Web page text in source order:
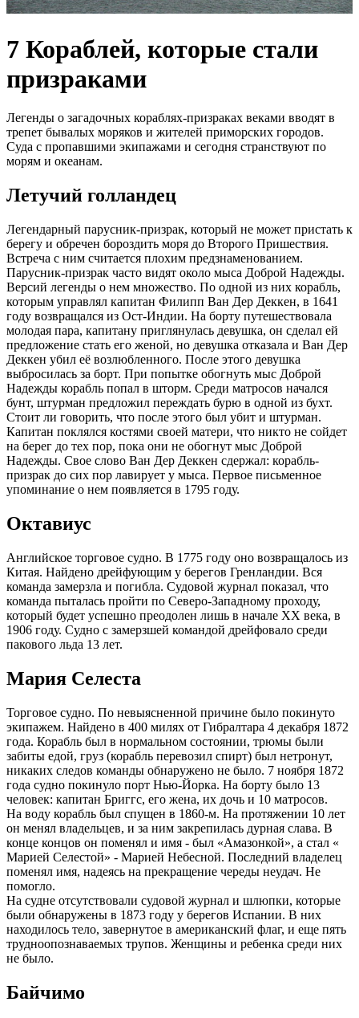
7 Кораблей, которые стали
призраками
Легенды о загадочных кораблях-призраках веками вводят в
трепет бывалых моряков и жителей приморских городов.
Суда с пропавшими экипажами и сегодня странствуют по
морям и океанам.
Летучий голландец
Легендарный парусник-призрак, который не может пристать к
берегу и обречен бороздить моря до Второго Пришествия.
Встреча с ним считается плохим предзнаменованием.
Парусник-призрак часто видят около мыса Доброй Надежды.
Версий легенды о нем множество. По одной из них корабль,
которым управлял капитан Филипп Ван Дер Деккен, в 1641
году возвращался из Ост-Индии. На борту путешествовала
молодая пара, капитану приглянулась девушка, он сделал ей
предложение стать его женой, но девушка отказала и Ван Дер
Деккен убил её возлюбленного. После этого девушка
выбросилась за борт. При попытке обогнуть мыс Доброй
Надежды корабль попал в шторм. Среди матросов начался
бунт, штурман предложил переждать бурю в одной из бухт.
Стоит ли говорить, что после этого был убит и штурман.
Капитан поклялся костями своей матери, что никто не сойдет
на берег до тех пор, пока они не обогнут мыс Доброй
Надежды. Свое слово Ван Дер Деккен сдержал: корабль-
призрак до сих пор лавирует у мыса. Первое письменное
упоминание о нем появляется в 1795 году.
Октавиус
Английское торговое судно. В 1775 году оно возвращалось из
Китая. Найдено дрейфующим у берегов Гренландии. Вся
команда замерзла и погибла. Судовой журнал показал, что
команда пыталась пройти по Северо-Западному проходу,
который будет успешно преодолен лишь в начале XX века, в
1906 году. Судно с замерзшей командой дрейфовало среди
пакового льда 13 лет.
Мария Селеста
Торговое судно. По невыясненной причине было покинуто
экипажем. Найдено в 400 милях от Гибралтара 4 декабря 1872
года. Корабль был в нормальном состоянии, трюмы были
забиты едой, груз (корабль перевозил спирт) был нетронут,
никаких следов команды обнаружено не было. 7 ноября 1872
года судно покинуло порт Нью-Йорка. На борту было 13
человек: капитан Бриггс, его жена, их дочь и 10 матросов.
На воду корабль был спущен в 1860-м. На протяжении 10 лет
он менял владельцев, и за ним закрепилась дурная слава. В
конце концов он поменял и имя - был «Амазонкой», а стал «
Марией Селестой» - Марией Небесной. Последний владелец
поменял имя, надеясь на прекращение череды неудач. Не
помогло.
На судне отсутствовали судовой журнал и шлюпки, которые
были обнаружены в 1873 году у берегов Испании. В них
находилось тело, завернутое в американский флаг, и еще пять
трудноопознаваемых трупов. Женщины и ребенка среди них
не было.
Байчимо